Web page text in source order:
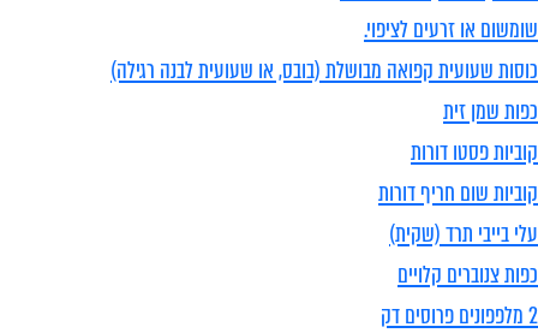
שומשום או זרעים לציפוי.
כוסות שעועית קפואה מבושלת (בובס, או שעועית לבנה רגילה)
כפות שמן זית
קוביות פסטו דורות
קוביות שום חריף דורות
עלי בייבי תרד (שקית)
כפות צנוברים קלויים
2 מלפפונים פרוסים דק